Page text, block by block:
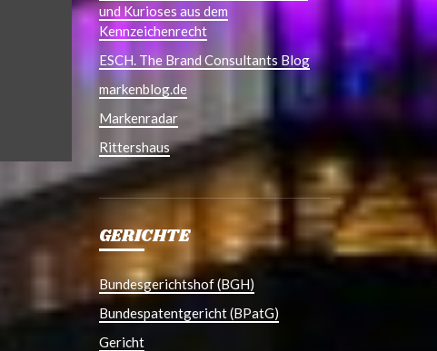
und Kurioses aus dem
Kennzeichenrecht
ESCH. The Brand Consultants Blog
markenblog.de
Markenradar
Rittershaus
GERICHTE
Bundesgerichtshof (BGH)
Bundespatentgericht (BPatG)
Gericht